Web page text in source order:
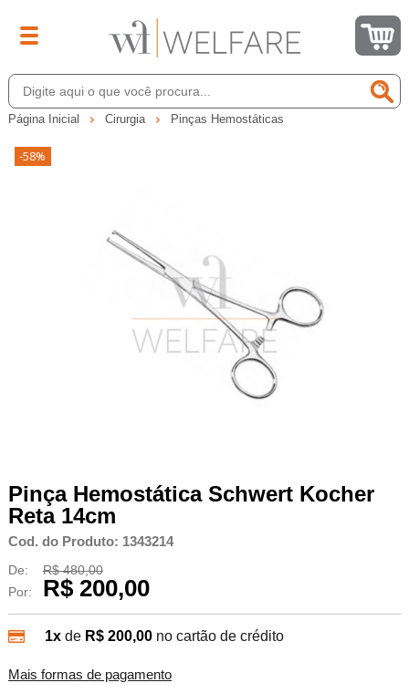
Página Inicial Cirurgia Pinças Hemostáticas
-58%
Pinça Hemostática Schwert Kocher
Reta 14cm
Cod. do Produto: 1343214
De:
R$ 480,00
Por:
R$ 200,00
1xde R$ 200,00 no cartão de crédito
Mais formas de pagamento